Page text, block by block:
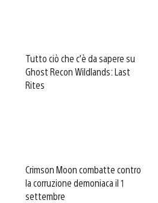
Tutto ciò che c’è da sapere su
Ghost Recon Wildlands: Last
Rites
Crimson Moon combatte contro
la corruzione demoniaca il 1
settembre